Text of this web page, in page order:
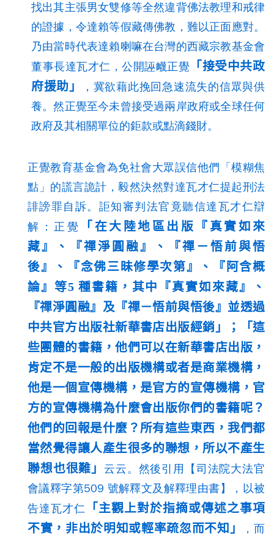
找出其主張男女雙修等全然違背佛法教理和戒律
的證據，令達賴等假藏傳佛教，難以正面應對。
乃由當時代表達賴喇嘛在台灣的西藏宗教基金會
董事長達瓦才仁，公開誣衊正覺 「接受中共政
府援助」
，冀欲藉此挽回急速流失的信眾與供
養。然正覺至今未曾接受過兩岸政府或全球任何
政府及其相關單位的鉅款或點滴錢財。
正覺教育基金會為免社會大眾誤信他們「模糊焦
點」的謊言詭計，毅然決然對達瓦才仁提起刑法
誹謗罪自訴。詎知審判法官竟聽信達瓦才仁辯
解：正覺
「在大陸地區出版『真實如來
藏』、『禪淨圓融』、『禪－悟前與悟
後』、『念佛三昧修學次第』、『阿含概
論』等5 種書籍，其中『真實如來藏』、
『禪淨圓融』及『禪－悟前與悟後』並透過
中共官方出版社新華書店出版經銷」；「這
些團體的書籍，他們可以在新華書店出版，
肯定不是一般的出版機構或者是商業機構，
他是一個宣傳機構，是官方的宣傳機構，官
方的宣傳機構為什麼會出版你們的書籍呢？
他們的回報是什麼？所有這些東西，我們都
當然覺得讓人產生很多的聯想，所以不產生
聯想也很難」 云云。然後引用【司法院大法官
會議釋字第509 號解釋文及解釋理由書】，以被
告達瓦才仁 「主觀上對於指摘或傳述之事項
不實，非出於明知或輕率疏忽而不知」
，而